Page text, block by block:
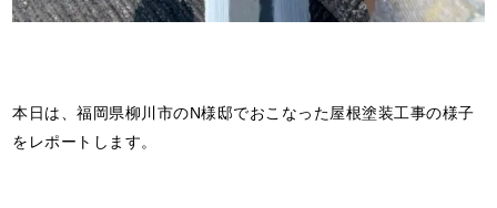
本日は、福岡県柳川市のN様邸でおこなった屋根塗装工事の様子
をレポートします。